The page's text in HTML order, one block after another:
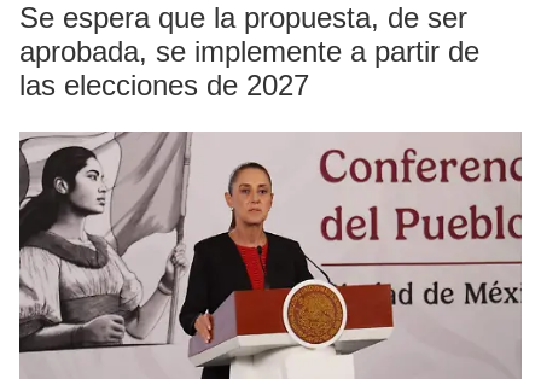
Se espera que la propuesta, de ser
aprobada, se implemente a partir de
las elecciones de 2027